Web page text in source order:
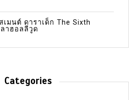
เมนต์ ดาราเด็ก The Sixth
ลาฮอลลีวูด
Categories